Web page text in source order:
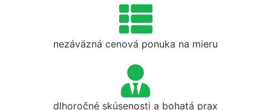
nezáväzná cenová ponuka na mieru
dlhoročné skúsenosti a bohatá prax